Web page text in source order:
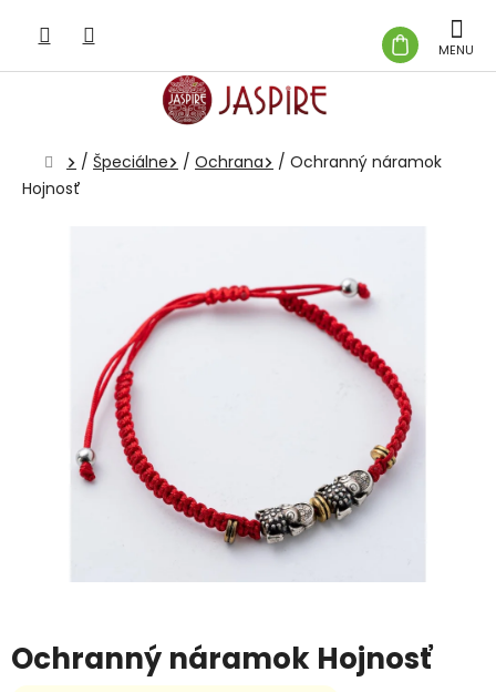
obsah
KOŠÍK
Domov
/ Špeciálne / Ochrana / Ochranný náramok
Hojnosť
Ochranný náramok Hojnosť